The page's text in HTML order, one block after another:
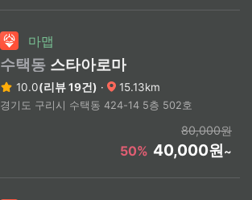
마맵
수택동 스타아로마
10.0(리뷰 19건) · 15.13km
경기도 구리시 수택동 424-14 5층 502호
80,000원
50% 40,000원~